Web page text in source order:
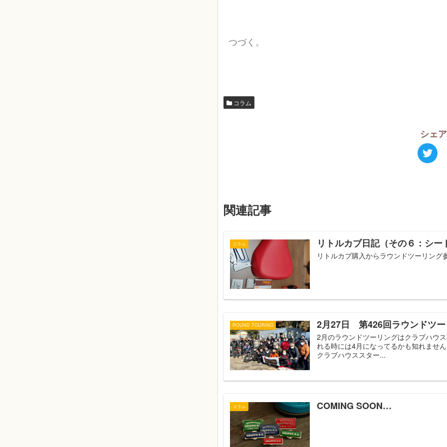
つづく。
コラム
シェ
関連記事
コラム リトルカブ日記（その６：シー
リトルカブ購入からラウンドツーリング
ROUND TOURING 2月27日 第426回ラウンドツー
2月のラウンドツーリングはクラブハウ
れる時には4月になってるかも知れませ
クラブハウススター...
コラム COMING SOON…